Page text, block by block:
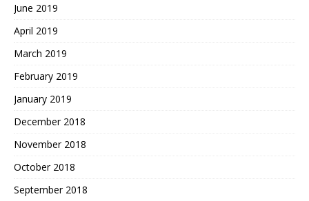
June 2019
April 2019
March 2019
February 2019
January 2019
December 2018
November 2018
October 2018
September 2018